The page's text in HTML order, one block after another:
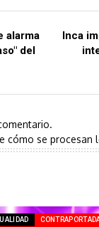
alarma
del
Inca
cómo se procesan